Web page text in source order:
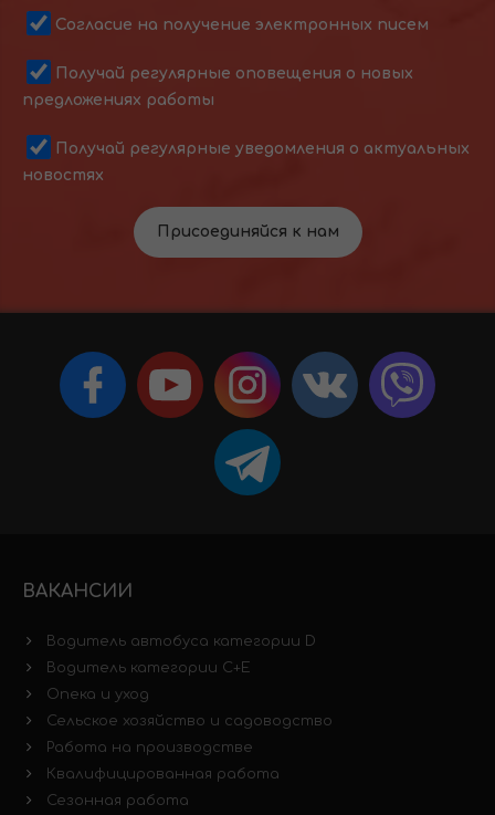
Согласие на получение электронных писем
Получай регулярные оповещения о новых
предложениях работы
Получай регулярные уведомления о актуальных
новостях
Присоединяйся к нам
ВАКАНСИИ
Водитель автобуса категории D
Водитель категории C+E
Опека и уход
Сельское хозяйство и садоводство
Работа на производстве
Квалифицированная работа
Сезонная работа